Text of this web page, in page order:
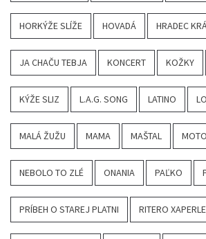
HORKÝŽE SLÍŽE HOVADÁ HRADEC
JA CHAČU TEBJA KONCERT KOŽKY
KÝŽE SLIZ L.A.G. SONG LATINO
MALÁ ŽUŽU MAMA MAŠTAL
NEBOLO TO ZLÉ ONANIA PAĽKO
PRÍBEH O STAREJ PLATNI RITERO